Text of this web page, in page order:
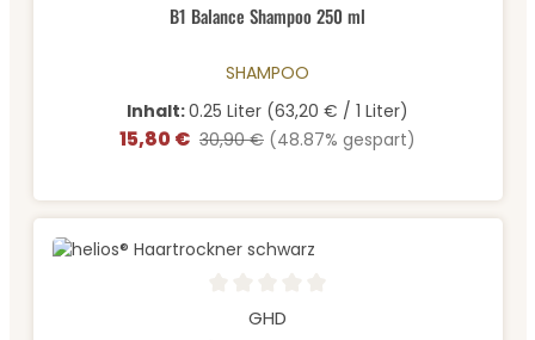
B1 Balance Shampoo 250 ml
SHAMPOO
Inhalt:0.25 Liter (63,20 € / 1 Liter)
Verkaufspreis:
15,80 € Regulärer Preis:
30,90 € (48.87% gespart)
Durchschnittliche Bewertung von 0 von 5 Sternen
GHD